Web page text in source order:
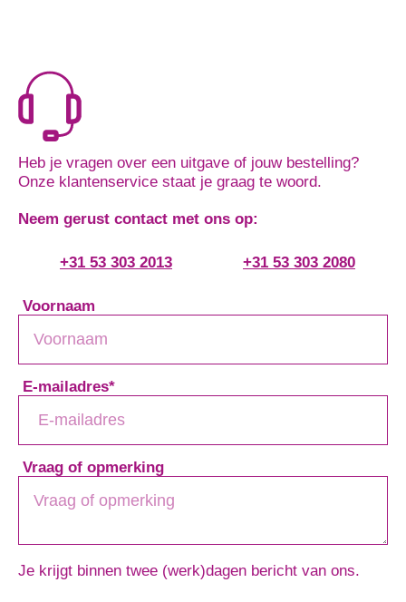
Heb je vragen over een uitgave of jouw bestelling?
Onze klantenservice staat je graag te woord.
Neem gerust contact met ons op:
+31 53 303 2013 +31 53 303 2080
Voornaam
E-mailadres*
Vraag of opmerking
Je krijgt binnen twee (werk)dagen bericht van ons.